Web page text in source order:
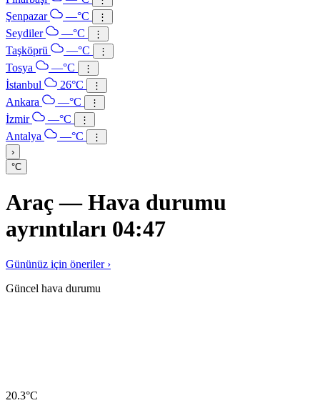
Şenpazar —°C ⋮
Seydiler —°C ⋮
Taşköprü —°C ⋮
Tosya —°C ⋮
İstanbul 26°C ⋮
Ankara —°C ⋮
İzmir —°C ⋮
Antalya —°C
⋮
›
°C
Araç — Hava durumu
ayrıntıları 04:47
Gününüz için öneriler ›
Güncel hava durumu
20.3°C